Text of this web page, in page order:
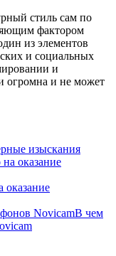
стиль сам по
фактором
из элементов
и социальных
и
огромна и не может
изыскания
оказание
В чем